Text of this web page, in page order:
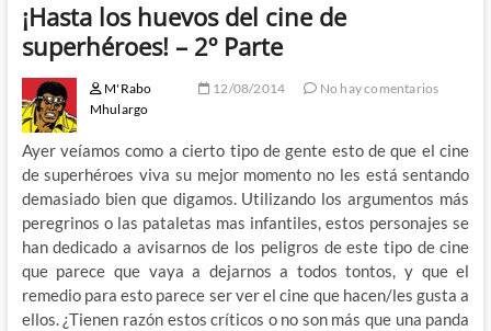
¡Hasta los huevos del cine de
superhéroes! – 2º Parte
M'Rabo
Mhulargo
12/08/2014 No hay comentarios
Ayer veíamos como a cierto tipo de gente esto de que el cine
de superhéroes viva su mejor momento no les está sentando
demasiado bien que digamos. Utilizando los argumentos más
peregrinos o las pataletas mas infantiles, estos personajes se
han dedicado a avisarnos de los peligros de este tipo de cine
que parece que vaya a dejarnos a todos tontos, y que el
remedio para esto parece ser ver el cine que hacen/les gusta a
ellos. ¿Tienen razón estos críticos o no son más que una panda